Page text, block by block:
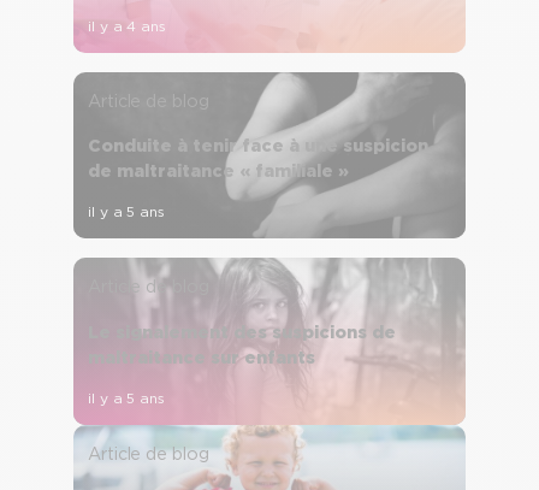
il y a 4 ans
Article de blog
Conduite à tenir face à une suspicion
de maltraitance « familiale »
il y a 5 ans
Article de blog
Le signalement des suspicions de
maltraitance sur enfants
il y a 5 ans
Article de blog